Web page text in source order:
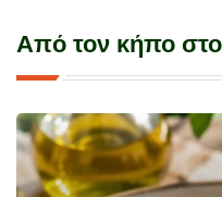
Από τον κήπο